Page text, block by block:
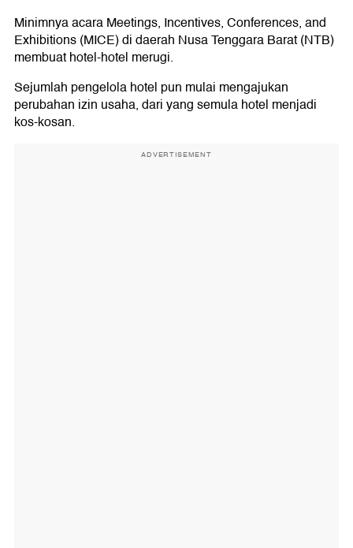
Minimnya acara Meetings, Incentives, Conferences, and
Exhibitions (MICE) di daerah Nusa Tenggara Barat (NTB)
membuat hotel-hotel merugi.
Sejumlah pengelola hotel pun mulai mengajukan
perubahan izin usaha, dari yang semula hotel menjadi
kos-kosan.
ADVERTISEMENT